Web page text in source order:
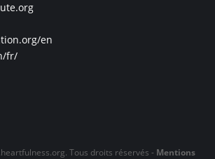
en
fr/
Tous droits réservés - Mentions